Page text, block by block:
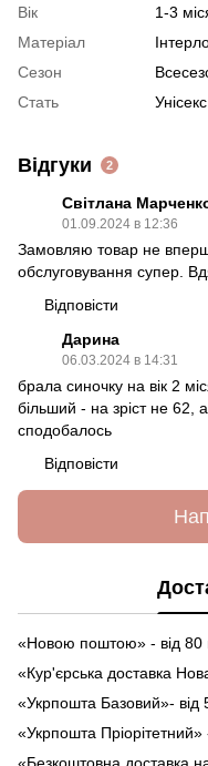
Вік
1-3
Матеріал
Сезон
Стать
Унісекс
Відгуки 2
Світлана
01.09.2024 в 12:36
Замовляю товар не
обслуговування супер.
Відповісти
Дарина
06.03.2024 в 14:31
брала синочку на вік 2
більший - на зріст не 62,
сподобалось
Відповісти
«Новою поштою» - від 80
«Кур'єрська доставка
«Укрпошта Базовий»- від
«Укрпошта Пріорітетний»